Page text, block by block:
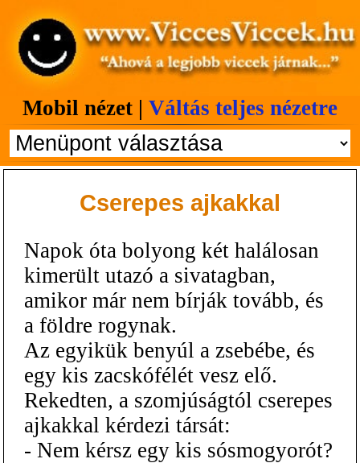
Mobil nézet | Váltás teljes nézetre
Cserepes ajkakkal
Napok óta bolyong két halálosan
kimerült utazó a sivatagban,
amikor már nem bírják tovább, és
a földre rogynak.
Az egyikük benyúl a zsebébe, és
egy kis zacskófélét vesz elő.
Rekedten, a szomjúságtól cserepes
ajkakkal kérdezi társát:
- Nem kérsz egy kis sósmogyorót?